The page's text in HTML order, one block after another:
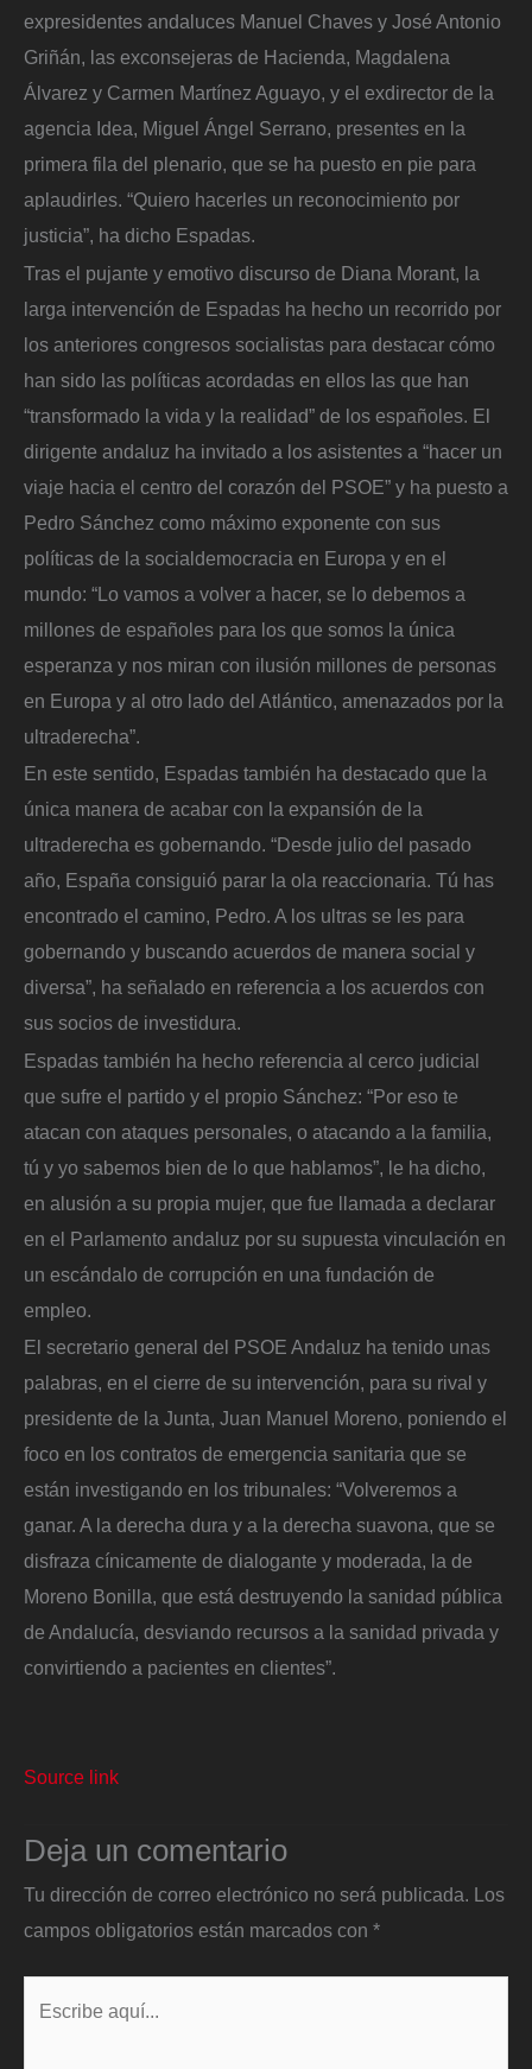
expresidentes andaluces Manuel Chaves y José Antonio
Griñán, las exconsejeras de Hacienda, Magdalena
Álvarez y Carmen Martínez Aguayo, y el exdirector de la
agencia Idea, Miguel Ángel Serrano, presentes en la
primera fila del plenario, que se ha puesto en pie para
aplaudirles. “Quiero hacerles un reconocimiento por
justicia”, ha dicho Espadas.
Tras el pujante y emotivo discurso de Diana Morant, la
larga intervención de Espadas ha hecho un recorrido por
los anteriores congresos socialistas para destacar cómo
han sido las políticas acordadas en ellos las que han
“transformado la vida y la realidad” de los españoles. El
dirigente andaluz ha invitado a los asistentes a “hacer un
viaje hacia el centro del corazón del PSOE” y ha puesto a
Pedro Sánchez como máximo exponente con sus
políticas de la socialdemocracia en Europa y en el
mundo: “Lo vamos a volver a hacer, se lo debemos a
millones de españoles para los que somos la única
esperanza y nos miran con ilusión millones de personas
en Europa y al otro lado del Atlántico, amenazados por la
ultraderecha”.
En este sentido, Espadas también ha destacado que la
única manera de acabar con la expansión de la
ultraderecha es gobernando. “Desde julio del pasado
año, España consiguió parar la ola reaccionaria. Tú has
encontrado el camino, Pedro. A los ultras se les para
gobernando y buscando acuerdos de manera social y
diversa”, ha señalado en referencia a los acuerdos con
sus socios de investidura.
Espadas también ha hecho referencia al cerco judicial
que sufre el partido y el propio Sánchez: “Por eso te
atacan con ataques personales, o atacando a la familia,
tú y yo sabemos bien de lo que hablamos”, le ha dicho,
en alusión a su propia mujer, que fue llamada a declarar
en el Parlamento andaluz por su supuesta vinculación en
un escándalo de corrupción en una fundación de
empleo.
El secretario general del PSOE Andaluz ha tenido unas
palabras, en el cierre de su intervención, para su rival y
presidente de la Junta, Juan Manuel Moreno, poniendo el
foco en los contratos de emergencia sanitaria que se
están investigando en los tribunales: “Volveremos a
ganar. A la derecha dura y a la derecha suavona, que se
disfraza cínicamente de dialogante y moderada, la de
Moreno Bonilla, que está destruyendo la sanidad pública
de Andalucía, desviando recursos a la sanidad privada y
convirtiendo a pacientes en clientes”.
Source link
Deja un comentario
Tu dirección de correo electrónico no será publicada. Los
campos obligatorios están marcados con *